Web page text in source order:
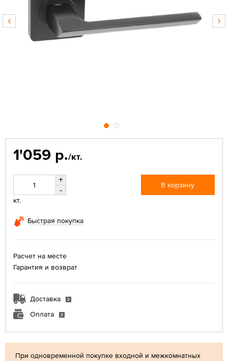
При одновременной покупке входной и межкомнатных
1'059 р./кт.
+
-
кт.
В корзину
Быстрая покупка
Расчет на месте
Гарантия и возврат
Доставка
Оплата